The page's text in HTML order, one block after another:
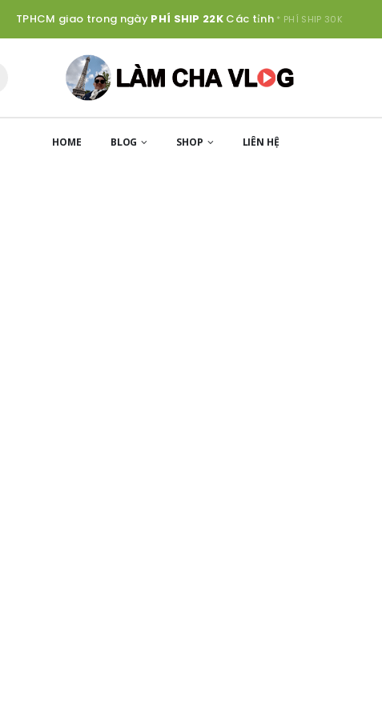
TPHCM giao trong ngàyPHÍ SHIP 22K Các tỉnh * PHÍ SHIP 30K
HOME BLOG SHOP LIÊN HỆ